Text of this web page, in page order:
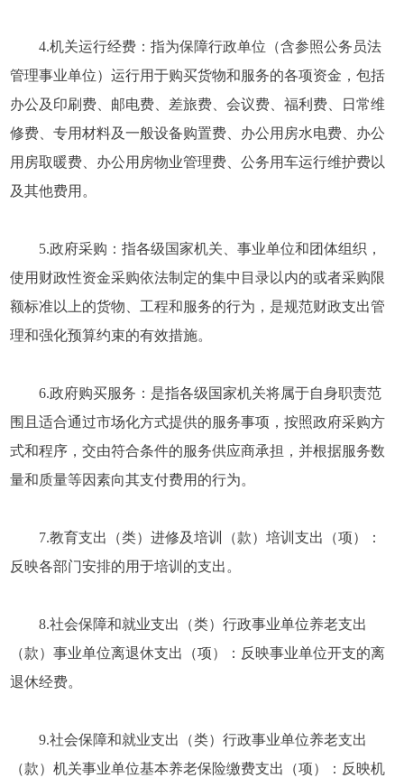
4.机关运行经费：指为保障行政单位（含参照公务员法
管理事业单位）运行用于购买货物和服务的各项资金，包括
办公及印刷费、邮电费、差旅费、会议费、福利费、日常维
修费、专用材料及一般设备购置费、办公用房水电费、办公
用房取暖费、办公用房物业管理费、公务用车运行维护费以
及其他费用。
5.政府采购：指各级国家机关、事业单位和团体组织，
使用财政性资金采购依法制定的集中目录以内的或者采购限
额标准以上的货物、工程和服务的行为，是规范财政支出管
理和强化预算约束的有效措施。
6.政府购买服务：是指各级国家机关将属于自身职责范
围且适合通过市场化方式提供的服务事项，按照政府采购方
式和程序，交由符合条件的服务供应商承担，并根据服务数
量和质量等因素向其支付费用的行为。
7.教育支出（类）进修及培训（款）培训支出（项）：
反映各部门安排的用于培训的支出。
8.社会保障和就业支出（类）行政事业单位养老支出
（款）事业单位离退休支出（项）：反映事业单位开支的离
退休经费。
9.社会保障和就业支出（类）行政事业单位养老支出
（款）机关事业单位基本养老保险缴费支出（项）：反映机